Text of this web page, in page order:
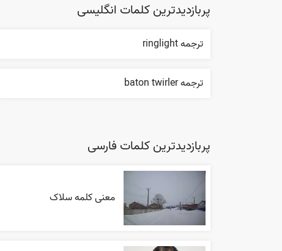
پربازدیدترین کلمات انگلیسی
ترجمه ringlight
ترجمه baton twirler
پربازدیدترین کلمات فارسی
معنی کلمه سلاک